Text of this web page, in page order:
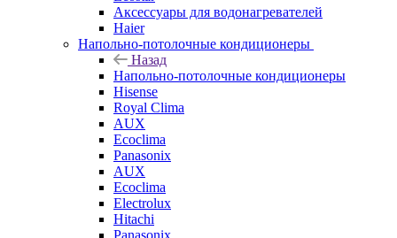
Аксессуары для водонагревателей
Haier
Напольно-потолочные кондиционеры
Назад
Напольно-потолочные кондиционеры
Hisense
Royal Clima
AUX
Ecoclima
Panasonix
AUX
Ecoclima
Electrolux
Hitachi
Panasonix